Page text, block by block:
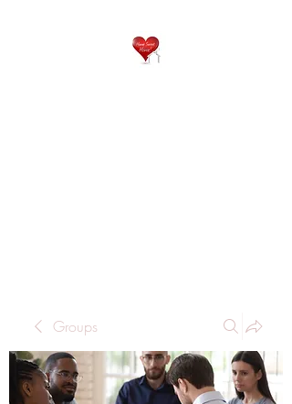
Groups